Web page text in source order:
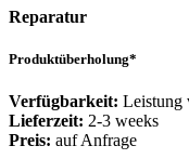
Reparatur
Produktüberholung*
Verfügbarkeit: Leistung
Lieferzeit: 2-3 weeks
Preis: auf Anfrage